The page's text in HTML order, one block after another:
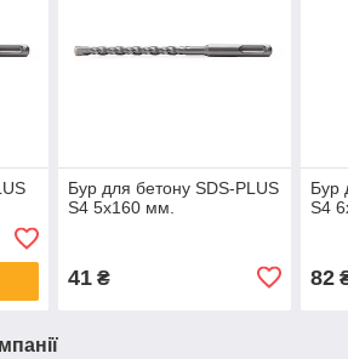
Бур для бетону SDS-PLUS
S4 5x160 мм.
41₴
Бур
S4
82